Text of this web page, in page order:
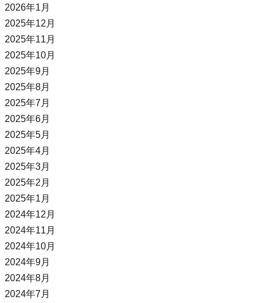
2026年1月
2025年12月
2025年11月
2025年10月
2025年9月
2025年8月
2025年7月
2025年6月
2025年5月
2025年4月
2025年3月
2025年2月
2025年1月
2024年12月
2024年11月
2024年10月
2024年9月
2024年8月
2024年7月